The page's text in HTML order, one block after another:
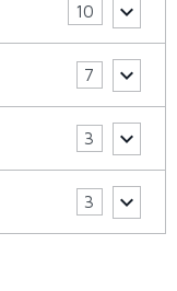
10
7
3
3